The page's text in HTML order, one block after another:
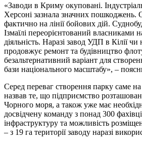
«Заводи в Криму окуповані.
Херсоні зазнала значних пошкоджень.
фактично на лінії бойових дій.
Ізмаїлі переорієнтований власниками
діяльність. Наразі завод УДП в Кілії
продовжує ремонт та будівництво
безальтернативний варіант для
бази національного масштабу», –
Серед переваг створення парку саме на
назвав те, що підприємство
Чорного моря, а також уже має
досвідчену команду з понад 300
інфраструктуру та можливість
– з 19 га території заводу наразі